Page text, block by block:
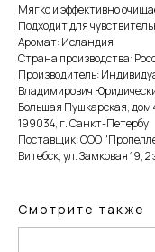
Мягко и эффективно
Подходит для
Аромат: Исландия
Страна производства:
Производитель:
Владимирович
Большая Пушкарская, дом
199034, г. Санкт-Петербу
Поставщик: ООО
Витебск, ул. Замковая 19,
Смотрите также